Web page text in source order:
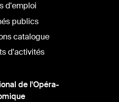
d'emploi
publics
catalogue
d'activités
de l'Opéra-